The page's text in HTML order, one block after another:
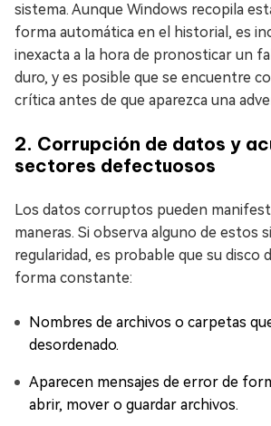
sistema. Aunque Windows recopila
forma automática en el historial, es
inexacta a la hora de pronosticar un
duro, y es posible que se encuentre
crítica antes de que aparezca una
2. Corrupción de datos y
sectores defectuosos
Los datos corruptos pueden
maneras. Si observa alguno de estos
regularidad, es probable que su disco
forma constante:
Nombres de archivos o carpetas
desordenado.
Aparecen mensajes de error de
abrir, mover o guardar archivos.